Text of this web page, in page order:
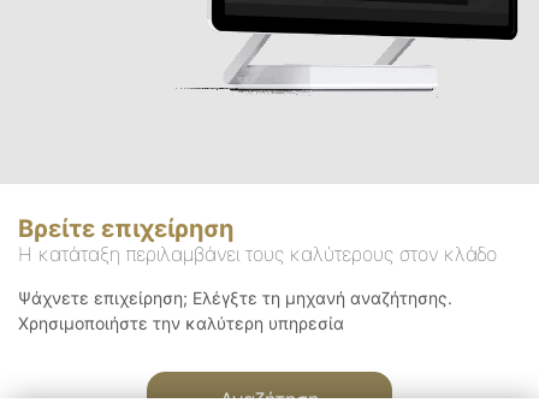
Βρείτε επιχείρηση
Η κατάταξη περιλαμβάνει τους καλύτερους στον κλάδο
Ψάχνετε επιχείρηση; Ελέγξτε τη μηχανή αναζήτησης.
Χρησιμοποιήστε την καλύτερη υπηρεσία